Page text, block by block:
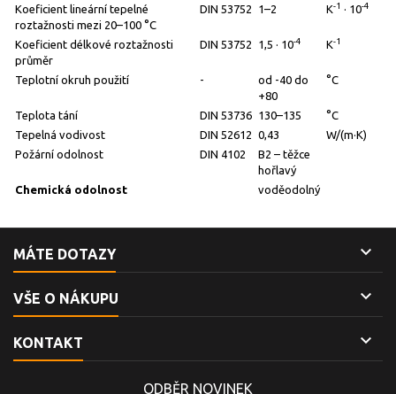
Koeficient lineární tepelné
roztažnosti mezi 20–100 °C
DIN 53752 1–2 K-1 · 10-4
Koeficient délkové roztažnosti
průměr
DIN 53752 1,5 · 10-4 K-1
Teplotní okruh použití -
od -40 do
+80
°C
Teplota tání DIN 53736 130–135
°C
Tepelná vodivost
DIN 52612 0,43
W/(m·K)
Požární odolnost
DIN 4102
B2 – těžce
hořlavý
Chemická odolnost
voděodolný
MÁTE DOTAZY 
VŠE O NÁKUPU 
KONTAKT 
ODBĚR NOVINEK